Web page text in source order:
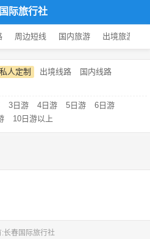
际旅行社
周边短线 国内旅游 出境旅游
私人定制 出境线路
国内线路
3日游 4日游 5日游
6日游
10日游以上
长春国际旅行社